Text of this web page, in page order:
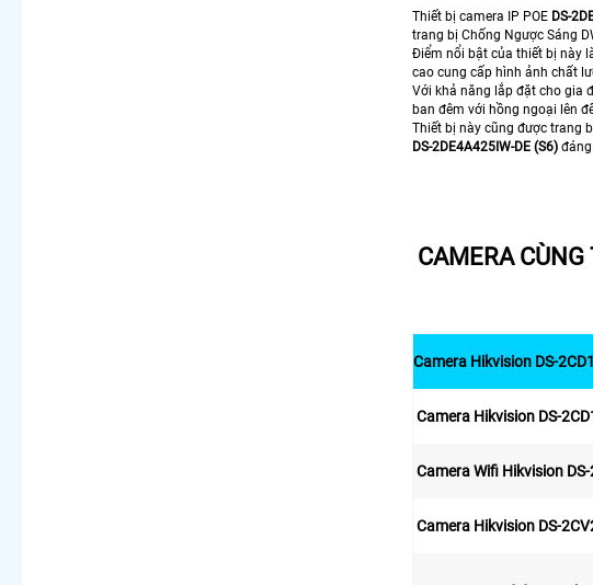
Thiết bị camera IP POE DS-
trang bị Chống Ngược Sáng
Điểm nổi bật của thiết bị này
cao cung cấp hình ảnh chất
Với khả năng lắp đặt cho gia
ban đêm với hồng ngoại lên
Thiết bị này cũng được trang
DS-2DE4A425IW-DE (S6)
CAMERA
Camera Hikvision DS-
Camera Hikvision DS-
Camera Wifi Hikvision
Camera Hikvision DS-